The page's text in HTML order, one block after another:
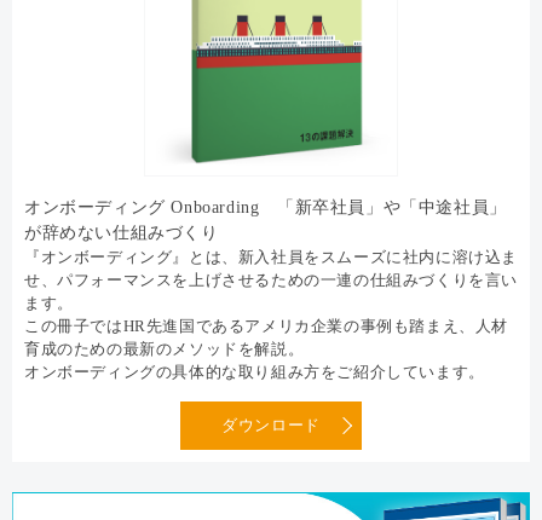
オンボーディング Onboarding 「新卒社員」や「中途社員」
が辞めない仕組みづくり
『オンボーディング』とは、新入社員をスムーズに社内に溶け込ま
せ、パフォーマンスを上げさせるための一連の仕組みづくりを言い
ます。
この冊子ではHR先進国であるアメリカ企業の事例も踏まえ、人材
育成のための最新のメソッドを解説。
オンボーディングの具体的な取り組み方をご紹介しています。
ダウンロード